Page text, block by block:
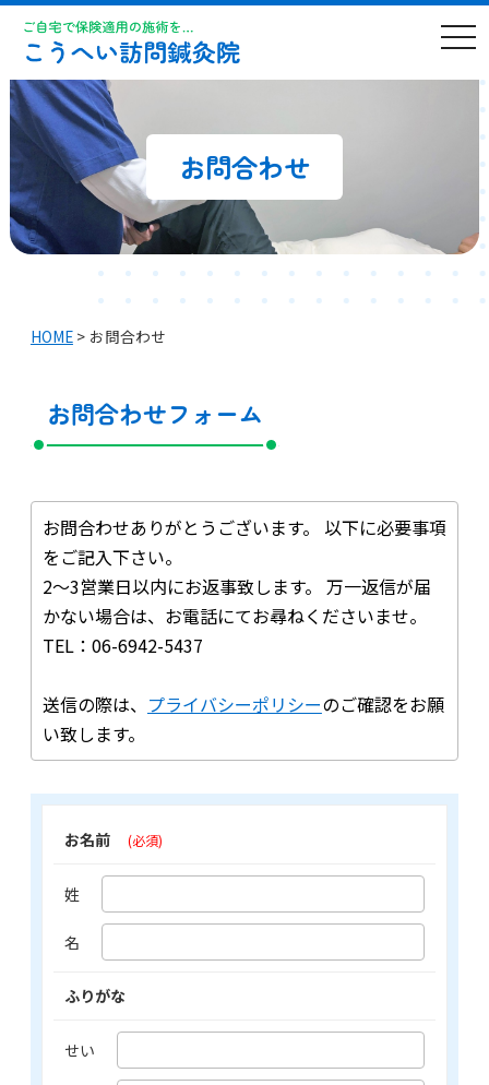
t
o
g
i
お問合わせ
HOME > お問合わせ
お問合わせフォーム
お問合わせありがとうございます。 以下に必要事項
をご記入下さい。
2～3営業日以内にお返事致します。 万一返信が届
かない場合は、お電話にてお尋ねくださいませ。
TEL：06-6942-5437
送信の際は、 プライバシーポリシーのご確認をお願
い致します。
お名前 (必須)
姓
名
ふりがな
せい